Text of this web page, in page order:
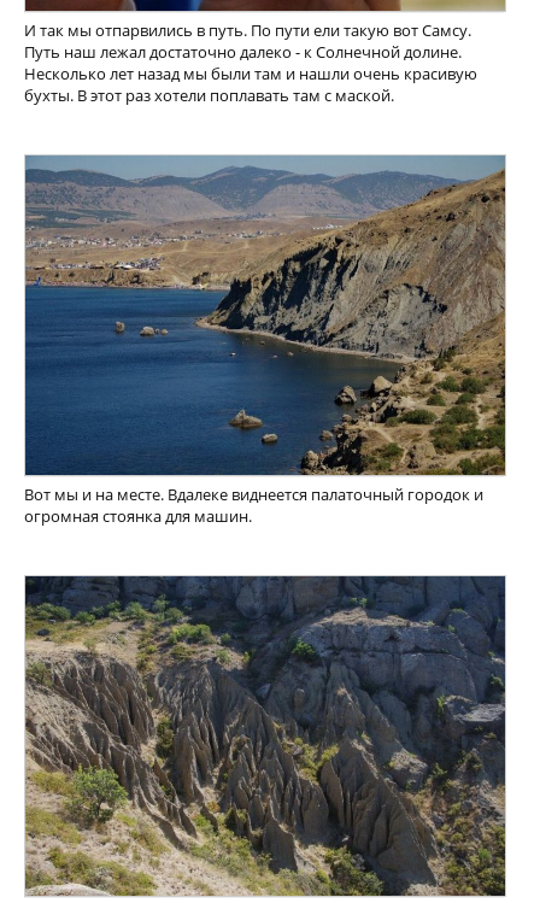
И так мы отпарвились в путь. По пути ели такую вот Самсу.
Путь наш лежал достаточно далеко - к Солнечной долине.
Несколько лет назад мы были там и нашли очень красивую
бухты. В этот раз хотели поплавать там с маской.
Вот мы и на месте. Вдалеке виднеется палаточный городок и
огромная стоянка для машин.